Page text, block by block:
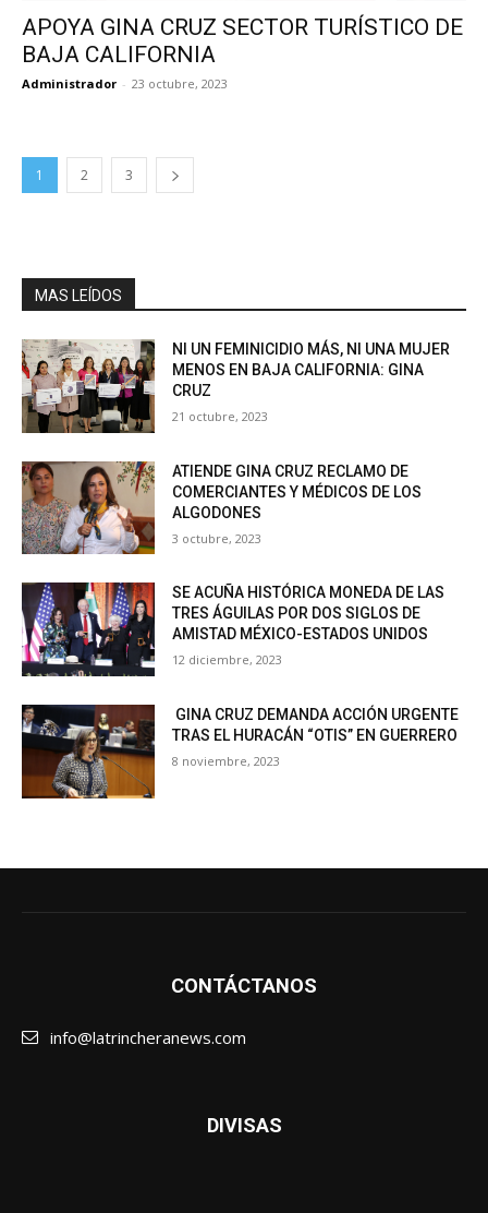
APOYA GINA CRUZ SECTOR TURÍSTICO DE
BAJA CALIFORNIA
Administrador - 23 octubre, 2023
1 2 3
MAS LEÍDOS
NI UN FEMINICIDIO MÁS, NI UNA MUJER
MENOS EN BAJA CALIFORNIA: GINA
CRUZ
21 octubre, 2023
ATIENDE GINA CRUZ RECLAMO DE
COMERCIANTES Y MÉDICOS DE LOS
ALGODONES
3 octubre, 2023
SE ACUÑA HISTÓRICA MONEDA DE LAS
TRES ÁGUILAS POR DOS SIGLOS DE
AMISTAD MÉXICO-ESTADOS UNIDOS
12 diciembre, 2023
GINA CRUZ DEMANDA ACCIÓN URGENTE
TRAS EL HURACÁN “OTIS” EN GUERRERO
8 noviembre, 2023
CONTÁCTANOS
info@latrincheranews.com
DIVISAS